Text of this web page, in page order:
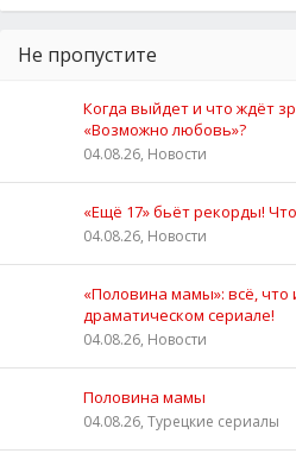
Не пропустите
Когда выйдет и что ждёт
«Возможно любовь»?
04.08.26, Новости
«Ещё 17» бьёт рекорды!
04.08.26, Новости
«Половина мамы»: всё, что
драматическом сериале!
04.08.26, Новости
Половина мамы
04.08.26, Турецкие сериалы